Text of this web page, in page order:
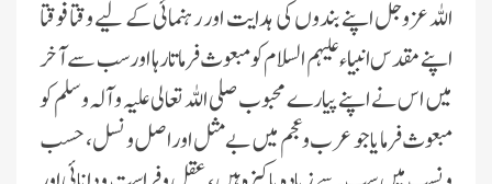
اللہ عزوجل اپنے بندوں کی ہدایت اور رہنمائی کے لیے وقتا فوقتا
اپنے مقدس انبیاء علیہم السلام کو مبعوث فرماتا رہا اور سب سے آخر
میں اس نے اپنے پیارے محبوب صلی اللہ تعالی علیہ وآلہ و سلم کو
مبعوث فرمایا جو عرب و عجم میں بے مثل اور اصل و نسل ، حسب